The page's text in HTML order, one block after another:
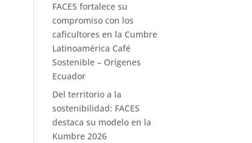
FACES fortalece su
compromiso con los
caficultores en la Cumbre
Latinoamérica Café
Sostenible – Orígenes
Ecuador
Del territorio a la
sostenibilidad: FACES
destaca su modelo en la
Kumbre 2026